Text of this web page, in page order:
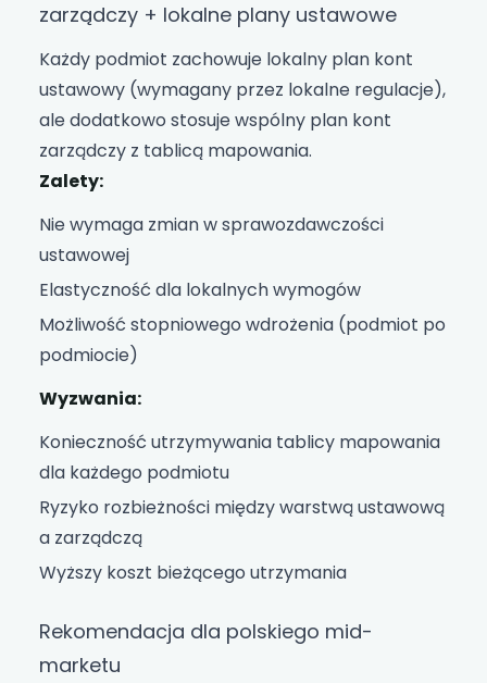
zarządczy + lokalne plany ustawowe
Każdy podmiot zachowuje lokalny plan kont
ustawowy (wymagany przez lokalne regulacje),
ale dodatkowo stosuje wspólny plan kont
zarządczy z tablicą mapowania.
Zalety:
Nie wymaga zmian w sprawozdawczości
ustawowej
Elastyczność dla lokalnych wymogów
Możliwość stopniowego wdrożenia (podmiot po
podmiocie)
Wyzwania:
Konieczność utrzymywania tablicy mapowania
dla każdego podmiotu
Ryzyko rozbieżności między warstwą ustawową
a zarządczą
Wyższy koszt bieżącego utrzymania
Rekomendacja dla polskiego mid-
marketu